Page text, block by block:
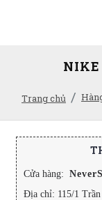
Trang chủ
NIKE
Cửa hàng:
Địa chỉ: 115/1